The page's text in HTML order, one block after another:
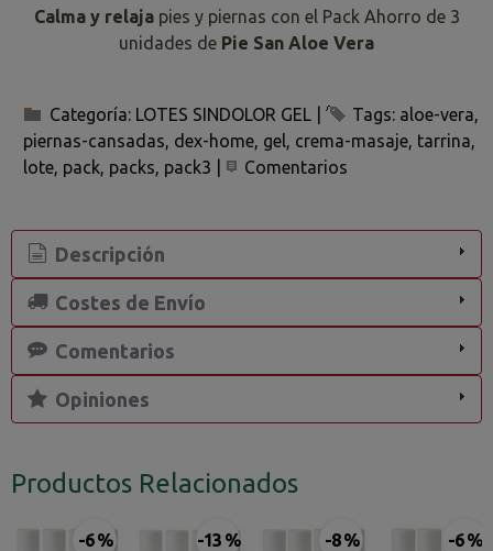
Calma y relajapies y piernas con el Pack Ahorro de 3
unidades de Pie San Aloe Vera
Categoría: LOTES SINDOLOR GEL Tags: aloe-vera
piernas-cansadas dex-home gel crema-masaje tarrina
lote pack packs pack3 Comentarios
Descripción
Costes de Envío
Comentarios
Opiniones
Productos Relacionados
-6 % -13 % -8 % -6 %